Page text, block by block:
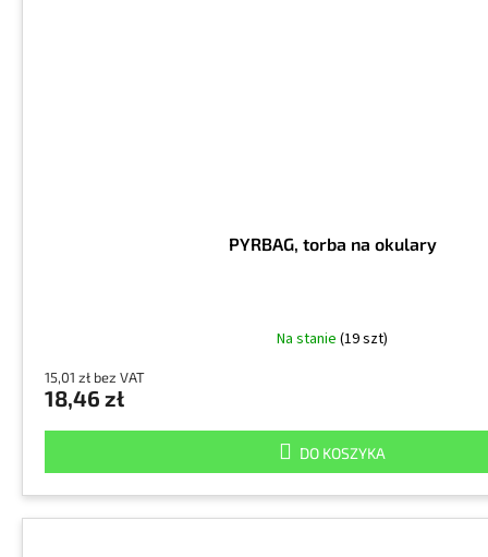
PYRBAG, torba na okulary
Na stanie (19 szt)
15,01 zł bez VAT
18,46 zł
DO KOSZYKA